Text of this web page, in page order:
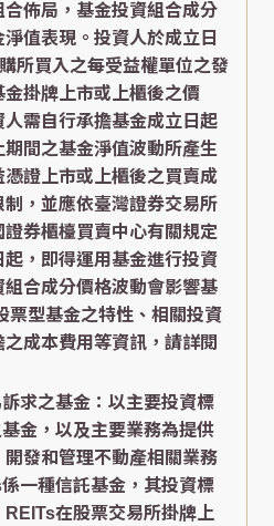
佈局，基金投資組合成分
值表現。投資人於成立日
所買入之每受益權單位之發
掛牌上市或上櫃後之價
需自行承擔基金成立日起
間之基金淨值波動所產生
證上市或上櫃後之買賣成
，並應依臺灣證券交易所
券櫃檯買賣中心有關規定
，即得運用基金進行投資
合成分價格波動會影響基
票型基金之特性、相關投資
成本費用等資訊，請詳閱
求之基金：以主要投資標
金，以及主要業務為提供
發和管理不動產相關業務
一種信託基金，其投資標
在股票交易所掛牌上